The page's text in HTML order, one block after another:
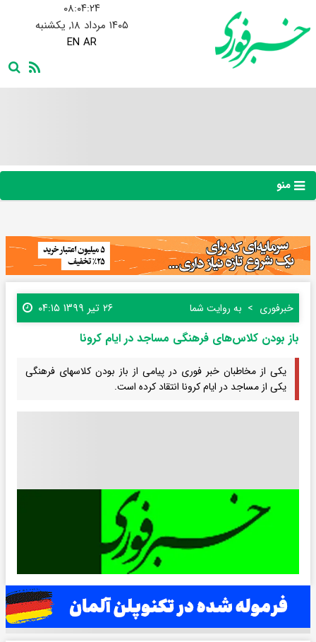
۰۸:۰۴:۲۴
۱۴۰۵ مرداد ۱۸, یکشنبه
EN AR
منو
خبرفوری به روایت شما ۲۶ تیر ۱۳۹۹ ۰۴:۱۵
باز بودن کلاس‌های فرهنگی مساجد در ایام کرونا
یکی از مخاطبان خبر فوری در پیامی از باز بودن کلاسهای فرهنگی
یکی از مساجد در ایام کرونا انتقاد کرده است.